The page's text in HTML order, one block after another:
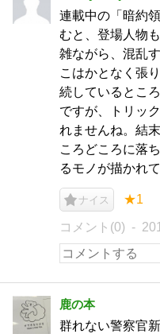
連載中の「暗約
むと、登場人物
雑ながら、混乱
こはかとなく張
続しているとこ
ですが、トリッ
れませんね。結
ころどころに落
るモノが描かれ
ナイス ★1
コメント(0)
鹿の本
群れない警察官